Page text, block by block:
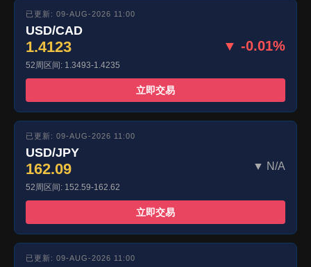
已更新: 09-AUG-2026 11:00
USD/CAD
1.4123 ▼ -0.01%
52周区间: 1.3493-1.4235
立即交易
已更新: 09-AUG-2026 11:00
USD/JPY
162.09 ▼ N/A
52周区间: 152.59-162.62
立即交易
已更新: 09-AUG-2026 11:00